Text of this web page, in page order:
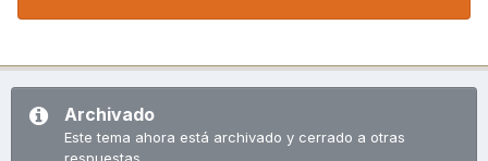
Archivado
Este tema ahora está archivado y cerrado a otras
respuestas.